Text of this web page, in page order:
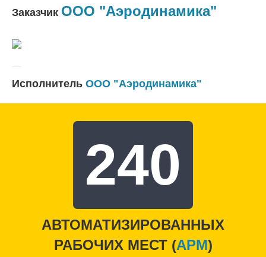
Заказчик ООО "Аэродинамика"
Исполнитель ООО "Аэродинамика"
240
АВТОМАТИЗИРОВАННЫХ
РАБОЧИХ МЕСТ (APM)